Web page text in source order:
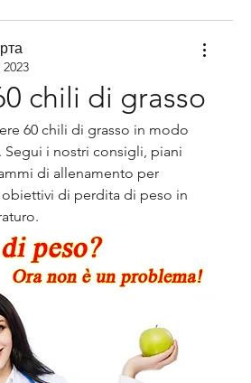
chili di grasso
60 chili di grasso in modo
Segui i nostri consigli, piani
di allenamento per
di perdita di peso in